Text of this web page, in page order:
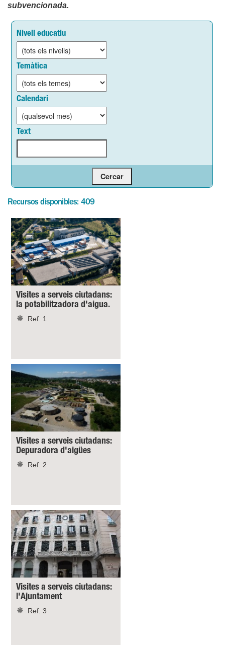
subvencionada.
Nivell educatiu
Temàtica
Calendari
Text
Recursos disponibles: 409
Visites a serveis ciutadans:
la potabilitzadora d'aigua.
Ref. 1
Visites a serveis ciutadans:
Depuradora d'aigües
Ref. 2
Visites a serveis ciutadans:
l'Ajuntament
Ref. 3